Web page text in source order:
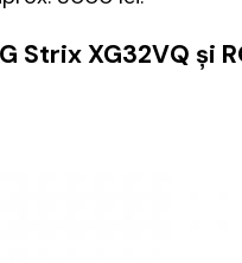
Strix XG32VQ și